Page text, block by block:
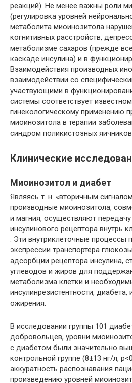
реакций). Не менее важны роли
(регулировка уровней
метаболита миоинозитола
когнитивных расстройств,
метаболизме сахаров (прежде
каскаде инсулина) и в
Взаимодействия производных
взаимодействии со
участвующими в
системы соответствует
гинекологическому применению
миоинозитола в терапии
синдром поликистозных
Клинические
Миоинозитол и диабет
Являясь т. н. «вторичным
производные миоинозитола,
и магния, осуществляют передачу
инсулинового рецептора внутрь
. Эти внутриклеточные процессы
экспрессии транспортёра
адсорбции рецептора инсулина,
углеводов и жиров для
метаболизма клетки и
инсулинрезистентности,
ожирения.
В исследовании группы 101
добровольцев, уровни
с диабетом были значительно
контрольной группе (8±13 нг/л,
аккуратность распознавания
произведению уровней